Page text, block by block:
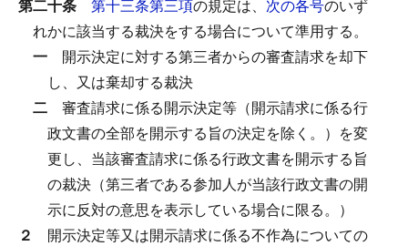
第二十条 第十三条第三項の規定は、 次の各号のいず
れかに該当する裁決をする場合について準用する。
一 開示決定に対する第三者からの審査請求を却下
し、又は棄却する裁決
二 審査請求に係る開示決定等（開示請求に係る行
政文書の全部を開示する旨の決定を除く。）を変
更し、当該審査請求に係る行政文書を開示する旨
の裁決（第三者である参加人が当該行政文書の開
示に反対の意思を表示している場合に限る。）
２ 開示決定等又は開示請求に係る不作為についての